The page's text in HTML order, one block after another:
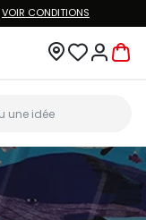
VOIR CONDITIONS